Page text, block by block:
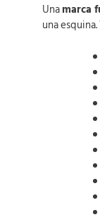
Unamarca
una